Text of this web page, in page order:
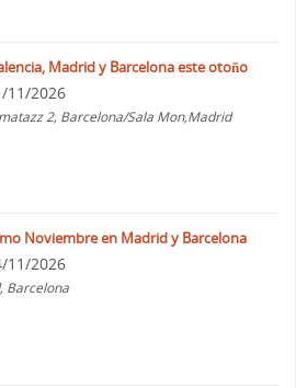
Madrid y Barcelona este otoño
11/2026
2, Barcelona/Sala Mon,Madrid
Noviembre en Madrid y Barcelona
11/2026
Barcelona